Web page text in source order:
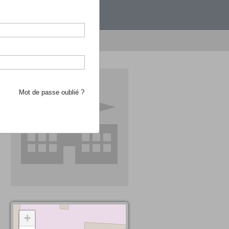
+
Mot de passe oublié ?